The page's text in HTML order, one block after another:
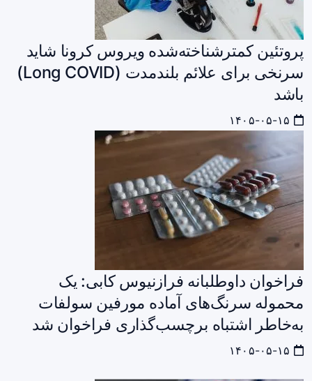
پروتئین کمترشناخته‌شده ویروس کرونا شاید
سرنخی برای علائم بلندمدت (Long COVID)
باشد
فراخوان داوطلبانه فرازنیوس کابی: یک
محموله سرنگ‌های آماده مورفین سولفات
به‌خاطر اشتباه برچسب‌گذاری فراخوان شد